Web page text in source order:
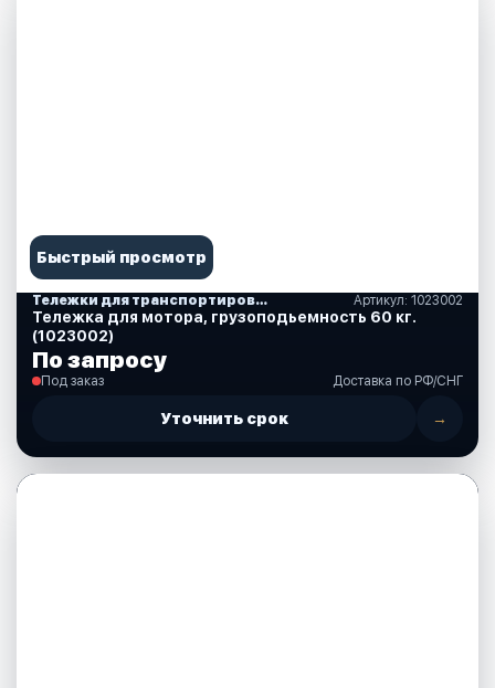
Быстрый просмотр
Тележки для транспортировки моторов Артикул: 1023002
Тележка для мотора, грузоподьемность 60 кг.
(1023002)
По запросу
Под заказ Доставка по РФ/СНГ
Уточнить срок →